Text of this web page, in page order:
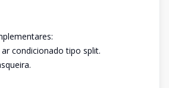
condicionado tipo split.